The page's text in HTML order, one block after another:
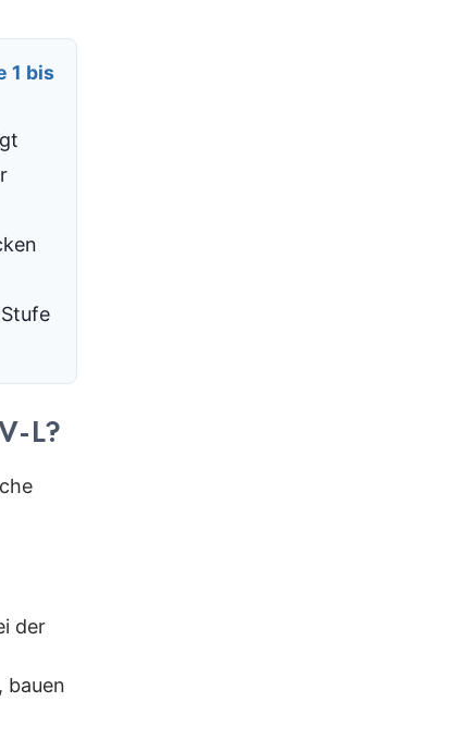
1 bis
L?
der
bauen